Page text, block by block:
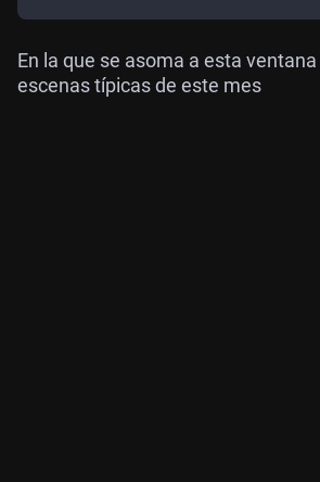
En la que se asoma a esta
escenas típicas de este mes